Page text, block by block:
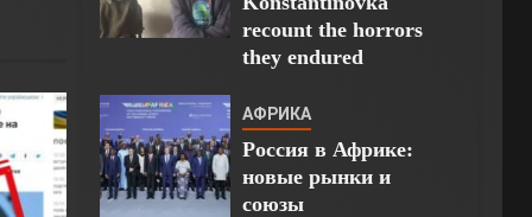
recount the horrors
they endured
АФРИКА
Россия в Африке:
новые рынки и
союзы